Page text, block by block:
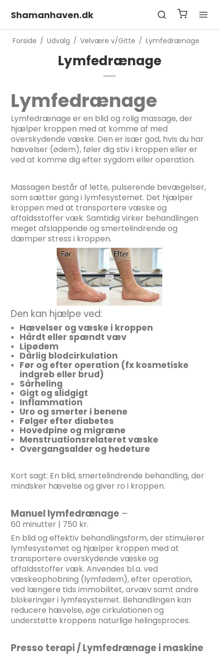
Shamanhaven.dk
Forside / Udvalg / Velvære v/Gitte / Lymfedrænage
Lymfedrænage
Lymfedrænage
Lymfedrænage er en blid og rolig massage, der
hjælper kroppen med at komme af med
overskydende væske. Den er især god, hvis du har
hævelser (ødem), føler dig stiv i kroppen eller er
ved at komme dig efter sygdom eller operation.
Massagen består af lette, pulserende bevægelser,
som sætter gang i lymfesystemet. Det hjælper
kroppen med at transportere væske og
affaldsstoffer væk. Samtidig virker behandlingen
meget afslappende og smertelindrende og
dæmper stress i kroppen.
Den kan hjælpe ved:
Hævelser og væske i kroppen
Hårdt eller spændt væv
Lipødem
Dårlig blodcirkulation
Før og efter operation (fx kosmetiske
indgreb eller brud)
Sårheling
Gigt og slidgigt
Inflammation
Uro og smerter i benene
Følger efter diabetes
Hovedpine og migræne
Menstruationsrelateret væske
Overgangsalder og hedeture
Kort sagt: En blid, smertelindrende behandling, der
mindsker hævelse og giver ro i kroppen.
Manuel lymfedrænage –
60 minutter | 750 kr.
En blid og effektiv behandlingsform, der stimulerer
lymfesystemet og hjælper kroppen med at
transportere overskydende væske og
affaldsstoffer væk. Anvendes bl.a. ved
væskeophobning (lymfødem), efter operation,
ved længere tids immobilitet, arvæv samt andre
blokeringer i lymfesystemet. Behandlingen kan
reducere hævelse, øge cirkulationen og
understøtte kroppens naturlige helingsproces.
Presso terapi / Lymfedrænage i maskine